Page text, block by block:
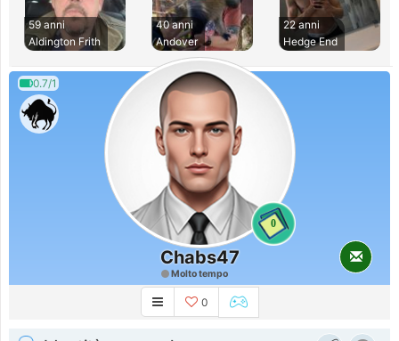
59 anni
Aldington Frith
40 anni
Andover
22 anni
Hedge End
0.7/1
0
Chabs47
Molto tempo
0